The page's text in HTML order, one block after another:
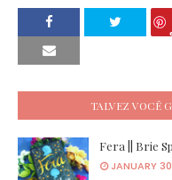
TALVEZ VOCÊ
Fera || Brie
JANUARY